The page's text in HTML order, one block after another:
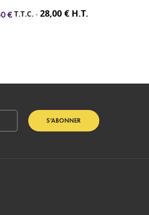
33,60 € T.T.C.-28,00 € H.T.
S’ABONNER